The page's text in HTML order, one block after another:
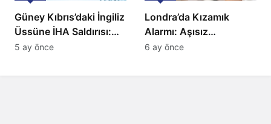
Güney Kıbrıs’daki İngiliz
Üssüne İHA Saldırısı:
Patlama, Sirenler ve
5 ay önce
Londra’da Kızamık
Alarmı: Aşısız
Öğrenciler Okullardan
6 ay önce